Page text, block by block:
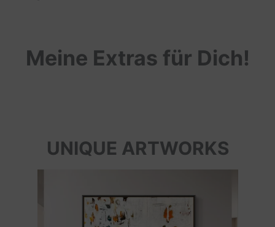
Meine Extras für Dich!
UNIQUE ARTWORKS